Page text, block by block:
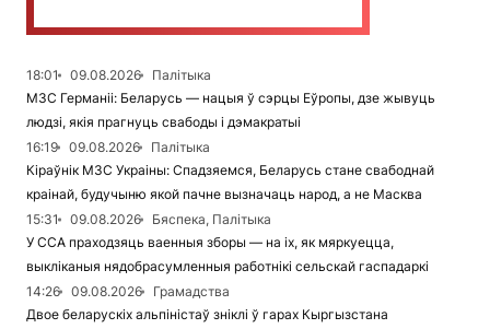
18:01 09.08.2026
Палітыка
МЗС Германіі: Беларусь — нацыя ў сэрцы Еўропы, дзе жывуць
людзі, якія прагнуць свабоды і дэмакратыі
16:19
09.08.2026
Палітыка
Кіраўнік МЗС Украіны: Спадзяемся, Беларусь стане свабоднай
краінай, будучыню якой пачне вызначаць народ, а не Масква
15:31
09.08.2026
Бяспека, Палітыка
У ССА праходзяць ваенныя зборы — на іх, як мяркуецца,
выкліканыя нядобрасумленныя работнікі сельскай гаспадаркі
14:26
09.08.2026
Грамадства
Двое беларускіх альпіністаў зніклі ў гарах Кыргызстана